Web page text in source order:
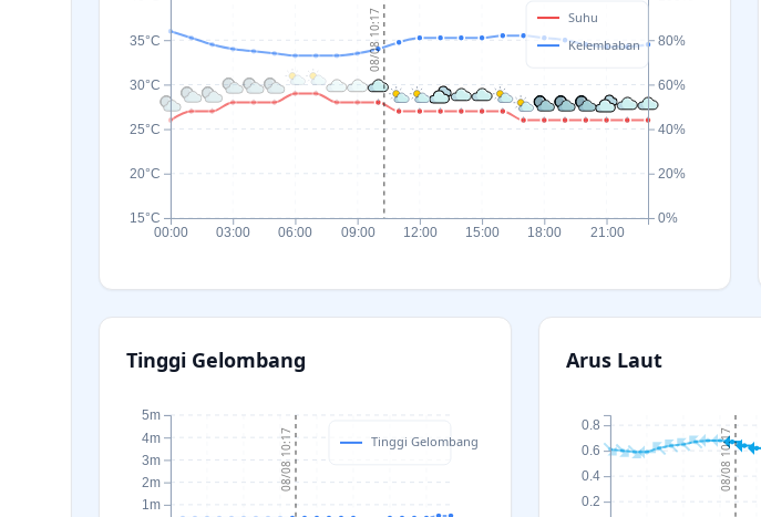
08/08 10:17
00:00 03:00 06:00 09:00 12:00 15:00 18:00 21:00
15°C
20°C
25°C
30°C
35°C
0%
20%
40%
60%
80%
Suhu
Kelembaban
Tinggi Gelombang
08/08 10:17 Tinggi Gelombang
1m
2m
3m
4m
5m
Arus Laut
08/08 10:17
0.2
0.4
0.6
0.8